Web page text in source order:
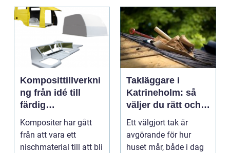
Komposittillverkni
ng från idé till
färdig
högpresterande
produkt
Kompositer har gått
från att vara ett
nischmaterial till att bli
Takläggare i
Katrineholm: så
väljer du rätt och
får ett tak som
håller
Ett välgjort tak är
avgörande för hur
huset mår, både i dag